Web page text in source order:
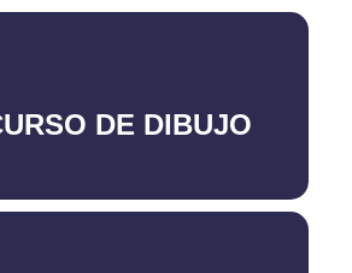
DE DIBUJO